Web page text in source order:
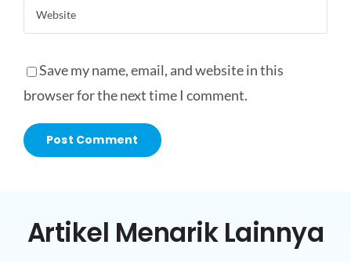
Save my name, email, and website in this
browser for the next time I comment.
Artikel Menarik Lainnya